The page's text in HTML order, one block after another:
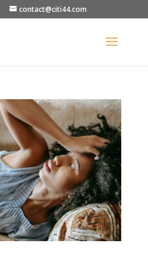
contact@citi44.com